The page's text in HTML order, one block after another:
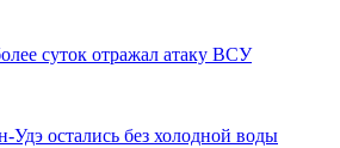
суток отражал атаку ВСУ
Удэ остались без холодной воды